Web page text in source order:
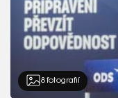
8 fotografií